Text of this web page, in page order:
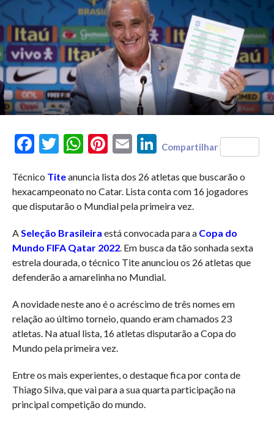
FacebookTwitterWhatsAppPinterest
Email LinkedIn
Compartilhar
Técnico Titeanuncia lista dos 26 atletas que buscarão o
hexacampeonato no Catar. Lista conta com 16 jogadores
que disputarão o Mundial pela primeira vez.
A Seleção Brasileira está convocada para a Copa do
Mundo FIFA Qatar 2022. Em busca da tão sonhada sexta
estrela dourada, o técnico Tite anunciou os 26 atletas que
defenderão a amarelinha no Mundial.
A novidade neste ano é o acréscimo de três nomes em
relação ao último torneio, quando eram chamados 23
atletas. Na atual lista, 16 atletas disputarão a Copa do
Mundo pela primeira vez.
Entre os mais experientes, o destaque fica por conta de
Thiago Silva, que vai para a sua quarta participação na
principal competição do mundo.